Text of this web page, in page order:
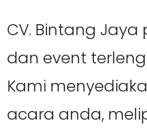
CV. Bintang
dan event
Kami
acara anda,